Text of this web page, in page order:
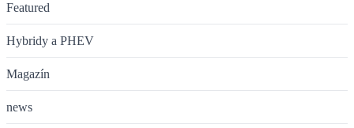
Featured
Hybridy a PHEV
Magazín
news